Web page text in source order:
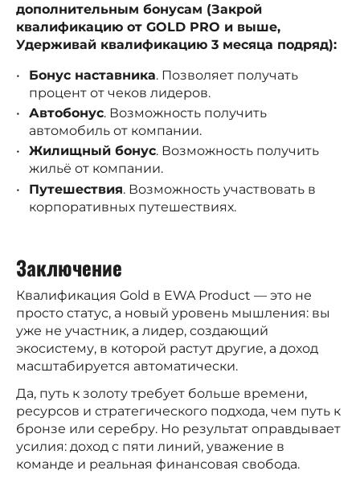
дополнительным бонусам (Закрой
квалификацию от GOLD PRO и выше,
Удерживай квалификацию 3 месяца подряд):
Бонус наставника. Позволяет получать
процент от чеков лидеров.
Автобонус. Возможность получить
автомобиль от компании.
Жилищный бонус. Возможность получить
жильё от компании.
Путешествия. Возможность участвовать в
корпоративных путешествиях.
Заключение
Квалификация Gold в EWA Product — это не
просто статус, а новый уровень мышления: вы
уже не участник, а лидер, создающий
экосистему, в которой растут другие, а доход
масштабируется автоматически.
Да, путь к золоту требует больше времени,
ресурсов и стратегического подхода, чем путь к
бронзе или серебру. Но результат оправдывает
усилия: доход с пяти линий, уважение в
команде и реальная финансовая свобода.